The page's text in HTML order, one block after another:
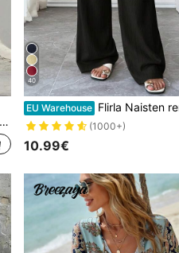
40
EU Warehouse Flirla Naisten rento, yksiväriset, viistotaskuiset, teksturoidut pitkät housut
(1000+)
10.99€